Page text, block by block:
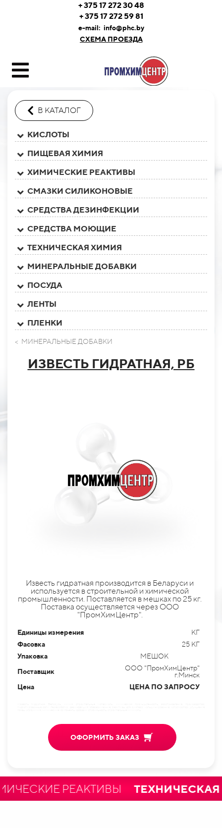
+ 375 17 272 30 48
+ 375 17 272 59 81
e-mail: info@phc.by
СХЕМА ПРОЕЗДА
В КАТАЛОГ
КИСЛОТЫ
ПИЩЕВАЯ ХИМИЯ
ХИМИЧЕСКИЕ РЕАКТИВЫ
СМАЗКИ СИЛИКОНОВЫЕ
СРЕДСТВА ДЕЗИНФЕКЦИИ
СРЕДСТВА МОЮЩИЕ
ТЕХНИЧЕСКАЯ ХИМИЯ
МИНЕРАЛЬНЫЕ ДОБАВКИ
ПОСУДА
ЛЕНТЫ
ПЛЕНКИ
< МИНЕРАЛЬНЫЕ ДОБАВКИ
ИЗВЕСТЬ ГИДРАТНАЯ, РБ
Известь гидратная производится в Беларуси и
используется в строительной и химической
промышленности. Поставляется в мешках по 25 кг.
Поставка осуществляется через ООО
"ПромХимЦентр".
Единицы измерения
КГ
Фасовка
25 КГ
Упаковка
МЕШОК
Поставщик
ООО "ПромХимЦентр"
г.Минск
Цена
ЦЕНА ПО ЗАПРОСУ
ОФОРМИТЬ ЗАКАЗ
РЕАКТИВЫТЕХНИЧЕСКАЯ И